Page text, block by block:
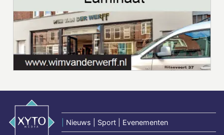
Nieuws | Sport | Evenementen